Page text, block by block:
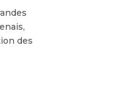
des